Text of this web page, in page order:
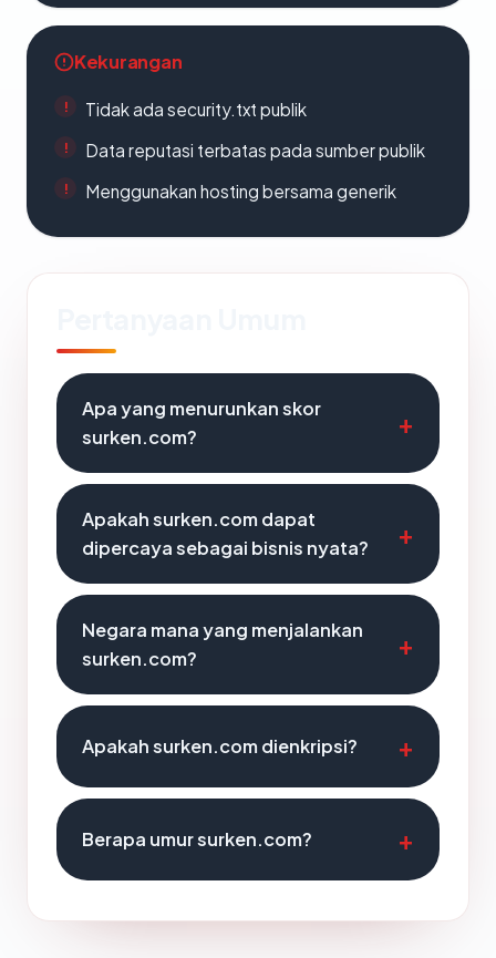
Kekurangan
Tidak ada security.txt publik
Data reputasi terbatas pada sumber publik
Menggunakan hosting bersama generik
Apa yang menurunkan skor
surken.com?
Apakah surken.com dapat
dipercaya sebagai bisnis nyata?
Negara mana yang menjalankan
surken.com?
Apakah surken.com dienkripsi?
Berapa umur surken.com?